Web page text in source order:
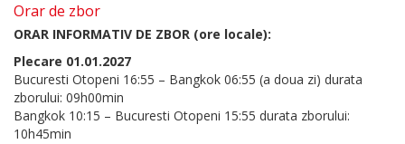
Orar de zbor
ORAR INFORMATIV DE ZBOR (ore locale):
Plecare 01.01.2027
Bucuresti Otopeni 16:55 – Bangkok 06:55 (a doua zi) durata
zborului: 09h00min
Bangkok 10:15 – Bucuresti Otopeni 15:55 durata zborului:
10h45min